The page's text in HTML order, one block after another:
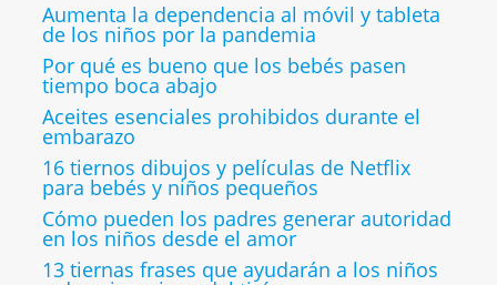
Aumenta la dependencia al móvil y tableta
de los niños por la pandemia
Por qué es bueno que los bebés pasen
tiempo boca abajo
Aceites esenciales prohibidos durante el
embarazo
16 tiernos dibujos y películas de Netflix
para bebés y niños pequeños
Cómo pueden los padres generar autoridad
en los niños desde el amor
13 tiernas frases que ayudarán a los niños